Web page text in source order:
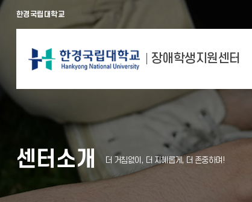
한경국립대학교
장애학생지원센터
센터소개